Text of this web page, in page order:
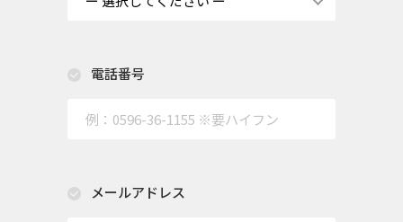
電話番号
メールアドレス